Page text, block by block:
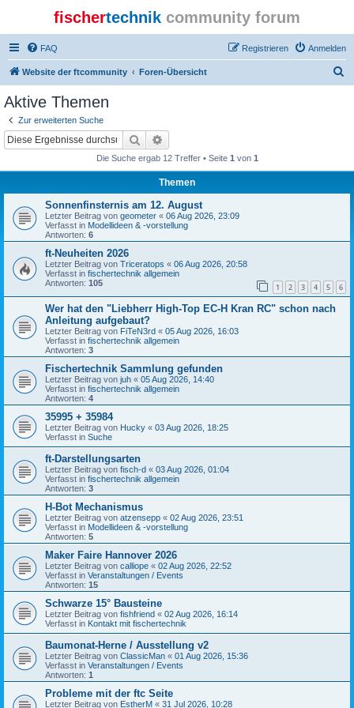
fischertechnik community forum
FAQ Anmelden
Registrieren
Website der ftcommunity Foren-Übersicht
Aktive Themen
Zur erweiterten Suche
Suche
Die Suche ergab 12 Treffer • Seite 1 von 1
Themen
Sonnenfinsternis am 12. August
Letzter Beitrag von geometer « 06 Aug 2026, 23:09
Verfasst in Modellideen & -vorstellung
Antworten: 6
ft-Neuheiten 2026
Letzter Beitrag von Triceratops « 06 Aug 2026, 20:58
Verfasst in fischertechnik allgemein
Antworten: 105 1 2 3 4 5 6
Wer hat den "Liebherr High-Top EC-H Kran RC" schon nach
Anleitung aufgebaut?
Letzter Beitrag von FiTeN3rd « 05 Aug 2026, 16:03
Verfasst in fischertechnik allgemein
Antworten: 3
Fischertechnik Sammlung gefunden
Letzter Beitrag von juh « 05 Aug 2026, 14:40
Verfasst in fischertechnik allgemein
Antworten: 4
35995 + 35984
Letzter Beitrag von Hucky « 03 Aug 2026, 18:25
Verfasst in Suche
ft-Darstellungsarten
Letzter Beitrag von fisch-d « 03 Aug 2026, 01:04
Verfasst in fischertechnik allgemein
Antworten: 3
H-Bot Mechanismus
Letzter Beitrag von atzensepp « 02 Aug 2026, 23:51
Verfasst in Modellideen & -vorstellung
Antworten: 5
Maker Faire Hannover 2026
Letzter Beitrag von calliope « 02 Aug 2026, 22:52
Verfasst in Veranstaltungen / Events
Antworten: 15
Schwarze 15° Bausteine
Letzter Beitrag von fishfriend « 02 Aug 2026, 16:14
Verfasst in Kontakt mit fischertechnik
Baumonat-Herne / Ausstellung v2
Letzter Beitrag von ClassicMan « 01 Aug 2026, 15:36
Verfasst in Veranstaltungen / Events
Antworten: 1
Probleme mit der ftc Seite
Letzter Beitrag von EstherM « 31 Jul 2026, 10:28